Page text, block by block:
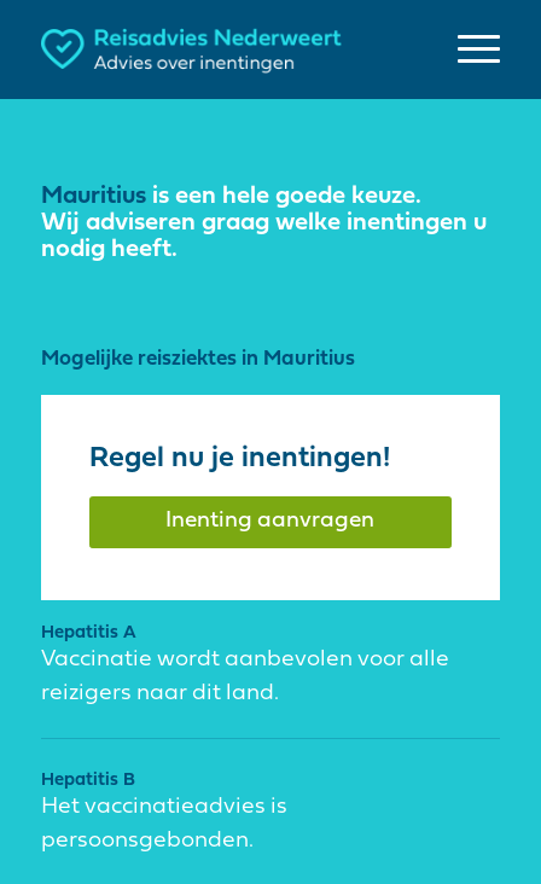
Mauritiusis een hele goede keuze.
Wij adviseren graag welke inentingen u
nodig heeft.
Mogelijke reisziektes in Mauritius
Regel nu je inentingen!
Inenting aanvragen
Hepatitis A
Vaccinatie wordt aanbevolen voor alle
reizigers naar dit land.
Hepatitis B
Het vaccinatieadvies is
persoonsgebonden.